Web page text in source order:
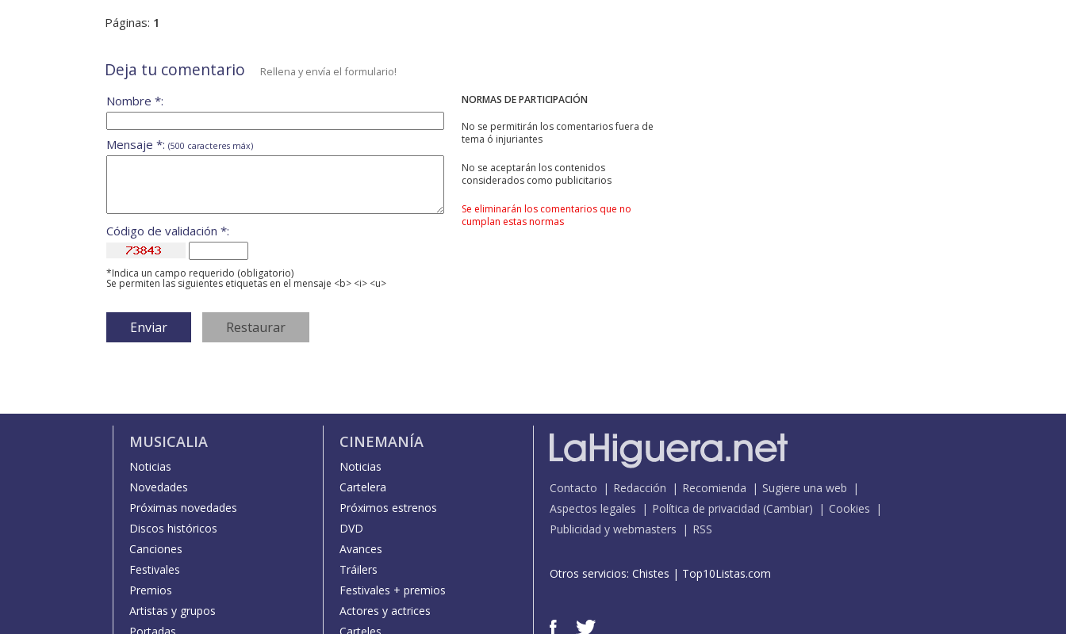
Páginas: 1
Deja tu comentario Rellena y envía el formulario!
NORMAS DE PARTICIPACIÓN
No se permitirán los comentarios fuera de
tema ó injuriantes
No se aceptarán los contenidos
considerados como publicitarios
Se eliminarán los comentarios que no
cumplan estas normas
Nombre *:
Mensaje *: (500 caracteres máx)
Código de validación *:
*Indica un campo requerido (obligatorio)
Se permiten las siguientes etiquetas en el mensaje <b> <i> <u>
MUSICALIA
Noticias
Novedades
Próximas novedades
Discos históricos
Canciones
Festivales
Premios
Artistas y grupos
CINEMANÍA
Noticias
Cartelera
Próximos estrenos
DVD
Avances
Tráilers
Festivales + premios
Actores y actrices
Contacto Redacción Recomienda
Sugiere una web
Aspectos legales
Política de privacidad (Cambiar)
Cookies
Publicidad y webmasters
RSS
Otros servicios: Chistes | Top10Listas.com